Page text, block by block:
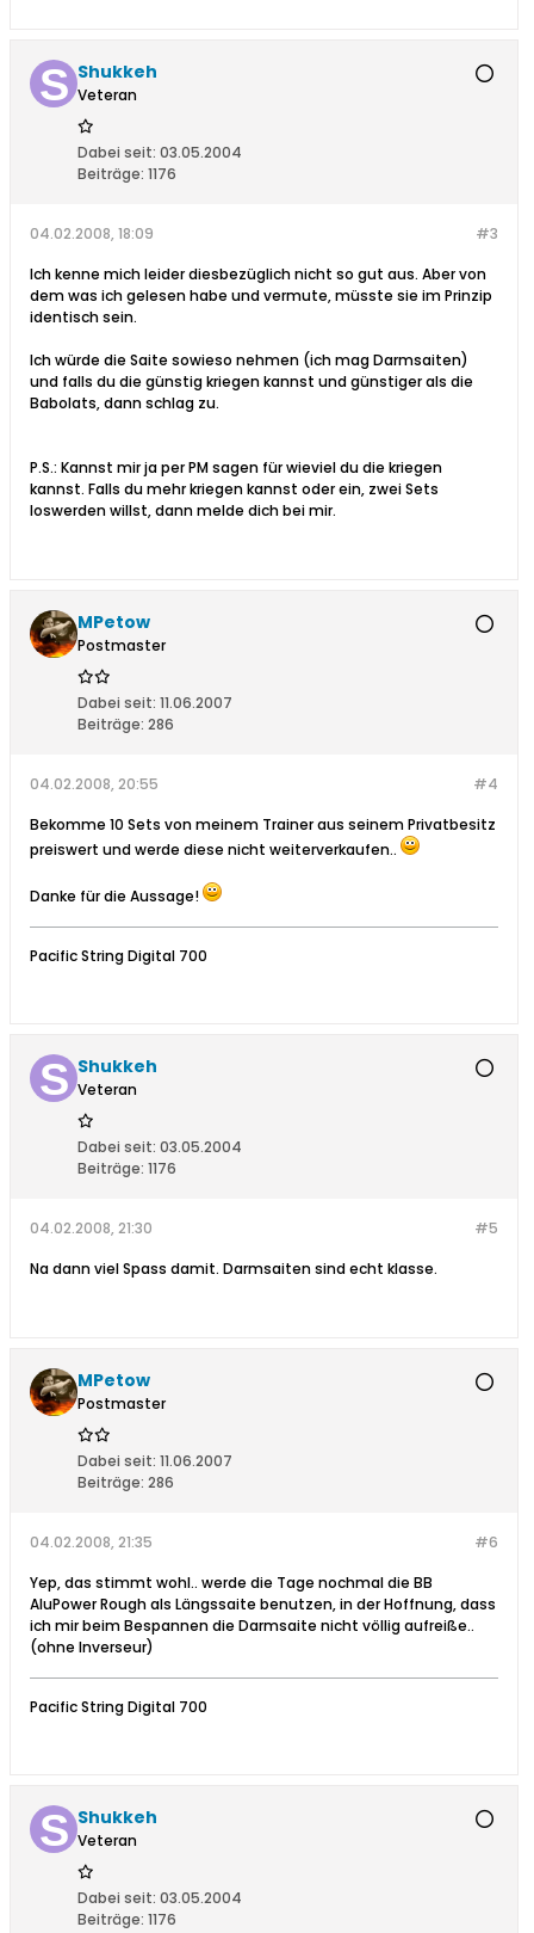
Shukkeh
Veteran
Dabei seit: 03.05.2004
Beiträge: 1176
#3
04.02.2008, 18:09
Ich kenne mich leider diesbezüglich nicht so gut aus. Aber von
dem was ich gelesen habe und vermute, müsste sie im Prinzip
identisch sein.
Ich würde die Saite sowieso nehmen (ich mag Darmsaiten)
und falls du die günstig kriegen kannst und günstiger als die
Babolats, dann schlag zu.
P.S.: Kannst mir ja per PM sagen für wieviel du die kriegen
kannst. Falls du mehr kriegen kannst oder ein, zwei Sets
loswerden willst, dann melde dich bei mir.
MPetow
Postmaster
Dabei seit: 11.06.2007
Beiträge: 286
#4
04.02.2008, 20:55
Bekomme 10 Sets von meinem Trainer aus seinem Privatbesitz
preiswert und werde diese nicht weiterverkaufen..
Danke für die Aussage!
Pacific String Digital 700
Shukkeh
Veteran
Dabei seit: 03.05.2004
Beiträge: 1176
#5
04.02.2008, 21:30
Na dann viel Spass damit. Darmsaiten sind echt klasse.
MPetow
Postmaster
Dabei seit: 11.06.2007
Beiträge: 286
#6
04.02.2008, 21:35
Yep, das stimmt wohl.. werde die Tage nochmal die BB
AluPower Rough als Längssaite benutzen, in der Hoffnung, dass
ich mir beim Bespannen die Darmsaite nicht völlig aufreiße..
(ohne Inverseur)
Pacific String Digital 700
Shukkeh
Veteran
Dabei seit: 03.05.2004
Beiträge: 1176